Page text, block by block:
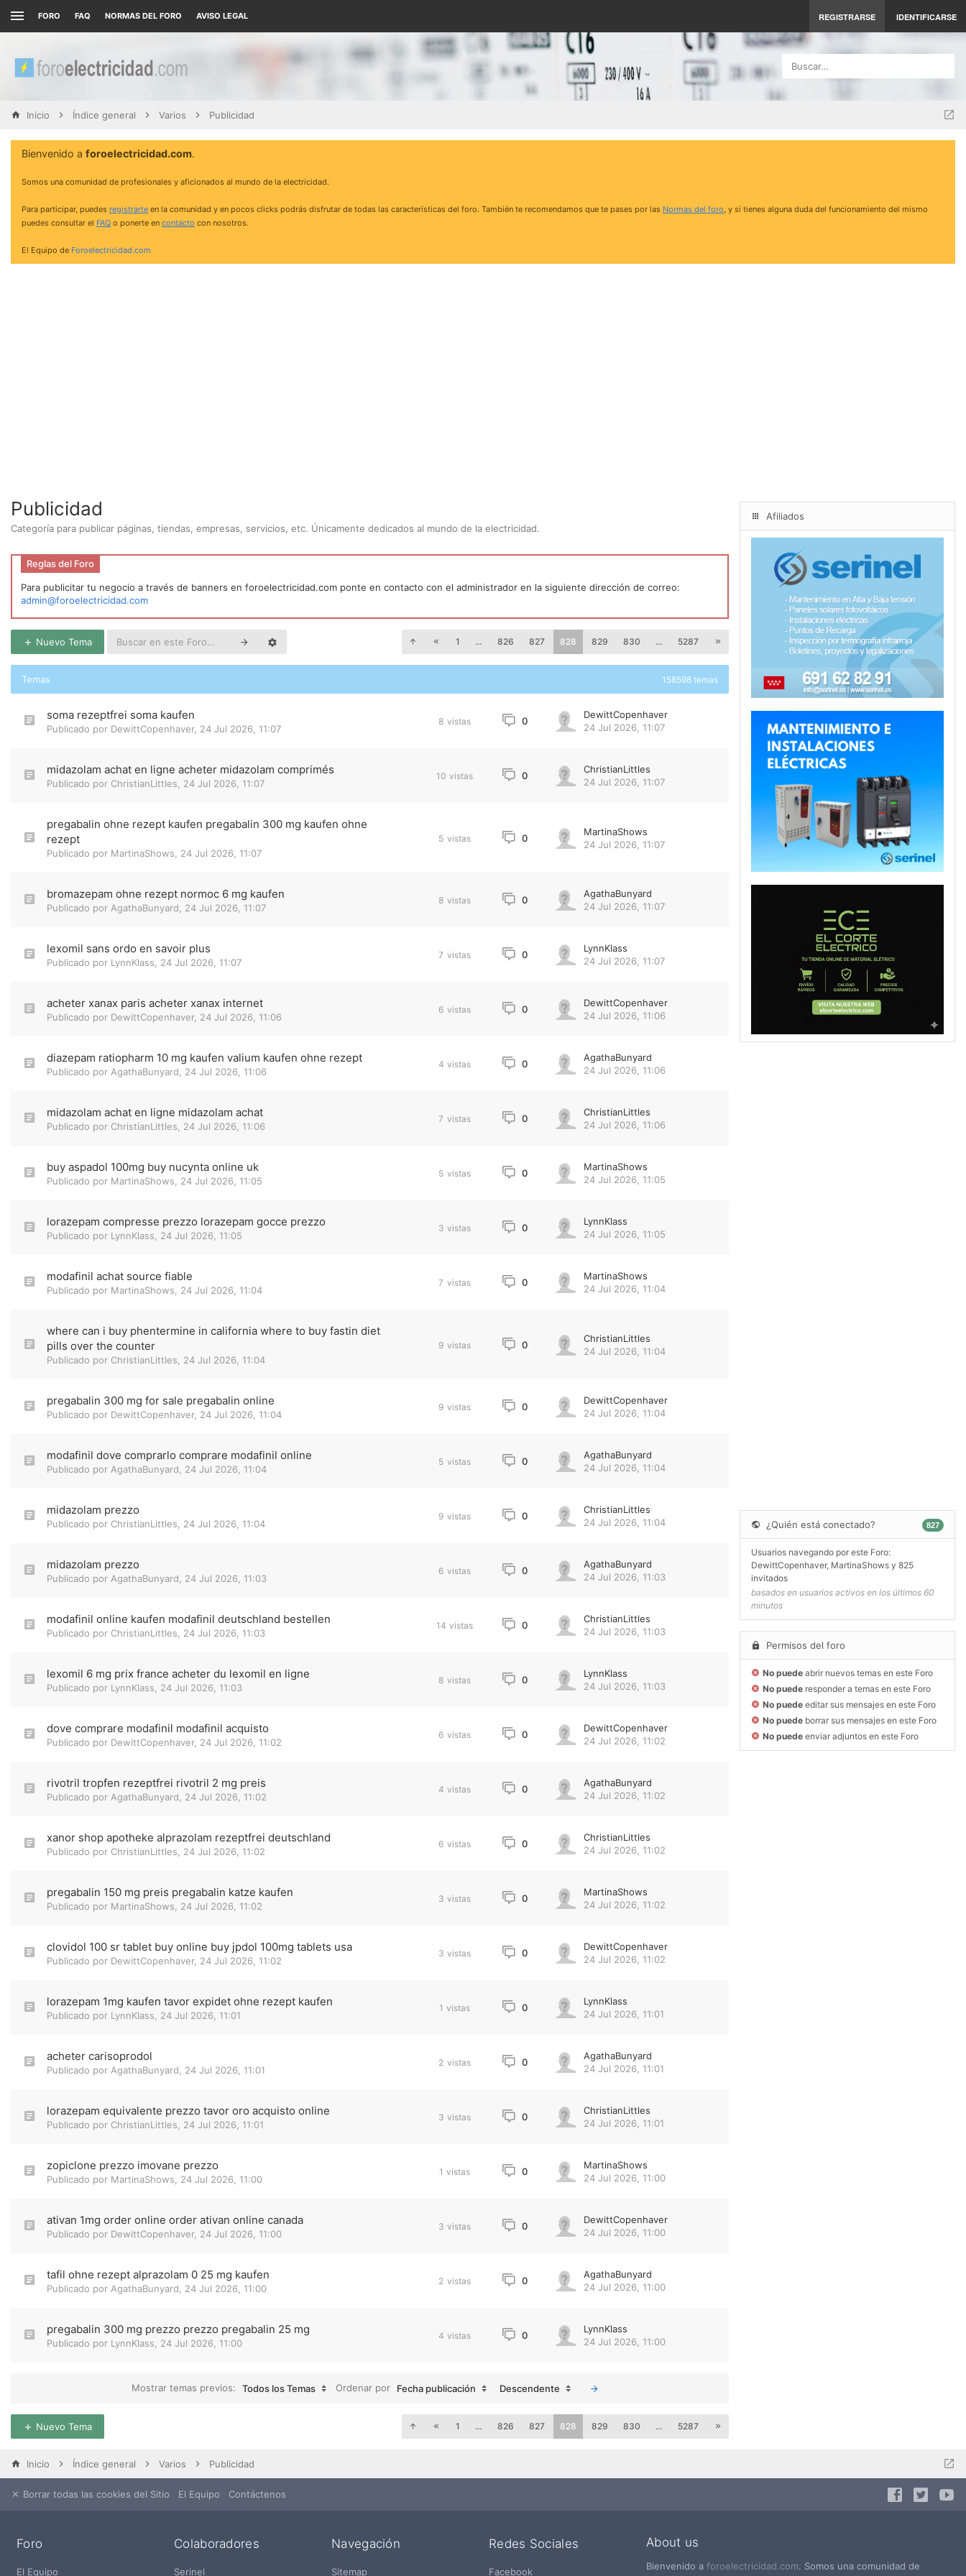
FORO FAQ NORMAS DEL FORO AVISO LEGAL REGISTRARSE IDENTIFICARSE
Buscar…
Inicio Índice general Varios Publicidad
Bienvenido a foroelectricidad.com.
Somos una comunidad de profesionales y aficionados al mundo de la electricidad.
Para participar, puedes registrarte en la comunidad y en pocos clicks podrás disfrutar de todas las características del foro. También te recomendamos que te pases por las Normas del foro, y si tienes alguna duda del funcionamiento del mismo
puedes consultar el FAQ o ponerte en contacto con nosotros.
El Equipo de Foroelectricidad.com
Publicidad
Categoría para publicar páginas, tiendas, empresas, servicios, etc. Únicamente dedicados al mundo de la electricidad.
Reglas del Foro
Para publicitar tu negocio a través de banners en foroelectricidad.com ponte en contacto con el administrador en la siguiente dirección de correo:
admin@foroelectricidad.com
Nuevo Tema 1 … 826 827 828 829 830 … 5287
Temas 158598 temas
soma rezeptfrei soma kaufen
Publicado por DewittCopenhaver, 24 Jul 2026, 11:07
8 vistas 0
DewittCopenhaver
24 Jul 2026, 11:07
midazolam achat en ligne acheter midazolam comprimés
Publicado por ChristianLittles 24 Jul 2026, 11:07
10 vistas 0
ChristianLittles
24 Jul 2026, 11:07
pregabalin ohne rezept kaufen pregabalin 300 mg kaufen ohne
rezept
Publicado por MartinaShows 24 Jul 2026, 11:07
5 vistas 0
MartinaShows
24 Jul 2026, 11:07
bromazepam ohne rezept normoc 6 mg kaufen
Publicado por AgathaBunyard 24 Jul 2026, 11:07
8 vistas 0
AgathaBunyard
24 Jul 2026, 11:07
lexomil sans ordo en savoir plus
Publicado por LynnKlass 24 Jul 2026, 11:07
7 vistas 0
LynnKlass
24 Jul 2026, 11:07
acheter xanax paris acheter xanax internet
Publicado por DewittCopenhaver, 24 Jul 2026, 11:06
6 vistas 0
DewittCopenhaver
24 Jul 2026, 11:06
diazepam ratiopharm 10 mg kaufen valium kaufen ohne rezept
Publicado por AgathaBunyard 24 Jul 2026, 11:06
4 vistas 0
AgathaBunyard
24 Jul 2026, 11:06
midazolam achat en ligne midazolam achat
Publicado por ChristianLittles 24 Jul 2026, 11:06
7 vistas 0
ChristianLittles
24 Jul 2026, 11:06
buy aspadol 100mg buy nucynta online uk
Publicado por MartinaShows 24 Jul 2026, 11:05
5 vistas 0
MartinaShows
24 Jul 2026, 11:05
lorazepam compresse prezzo lorazepam gocce prezzo
Publicado por LynnKlass 24 Jul 2026, 11:05
3 vistas 0
LynnKlass
24 Jul 2026, 11:05
modafinil achat source fiable
Publicado por MartinaShows 24 Jul 2026, 11:04
7 vistas 0
MartinaShows
24 Jul 2026, 11:04
where can i buy phentermine in california where to buy fastin diet
pills over the counter
Publicado por ChristianLittles 24 Jul 2026, 11:04
9 vistas 0
ChristianLittles
24 Jul 2026, 11:04
pregabalin 300 mg for sale pregabalin online
Publicado por DewittCopenhaver, 24 Jul 2026, 11:04
9 vistas 0
DewittCopenhaver
24 Jul 2026, 11:04
modafinil dove comprarlo comprare modafinil online
Publicado por AgathaBunyard 24 Jul 2026, 11:04
5 vistas 0
AgathaBunyard
24 Jul 2026, 11:04
midazolam prezzo
Publicado por ChristianLittles 24 Jul 2026, 11:04
9 vistas 0
ChristianLittles
24 Jul 2026, 11:04
midazolam prezzo
Publicado por AgathaBunyard 24 Jul 2026, 11:03
6 vistas 0
AgathaBunyard
24 Jul 2026, 11:03
modafinil online kaufen modafinil deutschland bestellen
Publicado por ChristianLittles 24 Jul 2026, 11:03
14 vistas 0
ChristianLittles
24 Jul 2026, 11:03
lexomil 6 mg prix france acheter du lexomil en ligne
Publicado por LynnKlass 24 Jul 2026, 11:03
8 vistas 0
LynnKlass
24 Jul 2026, 11:03
dove comprare modafinil modafinil acquisto
Publicado por DewittCopenhaver, 24 Jul 2026, 11:02
6 vistas 0
DewittCopenhaver
24 Jul 2026, 11:02
rivotril tropfen rezeptfrei rivotril 2 mg preis
Publicado por AgathaBunyard 24 Jul 2026, 11:02
4 vistas 0
AgathaBunyard
24 Jul 2026, 11:02
xanor shop apotheke alprazolam rezeptfrei deutschland
Publicado por ChristianLittles 24 Jul 2026, 11:02
6 vistas 0
ChristianLittles
24 Jul 2026, 11:02
pregabalin 150 mg preis pregabalin katze kaufen
Publicado por MartinaShows 24 Jul 2026, 11:02
3 vistas 0
MartinaShows
24 Jul 2026, 11:02
clovidol 100 sr tablet buy online buy jpdol 100mg tablets usa
Publicado por DewittCopenhaver, 24 Jul 2026, 11:02
3 vistas 0
DewittCopenhaver
24 Jul 2026, 11:02
lorazepam 1mg kaufen tavor expidet ohne rezept kaufen
Publicado por LynnKlass 24 Jul 2026, 11:01
1 vistas 0
LynnKlass
24 Jul 2026, 11:01
acheter carisoprodol
Publicado por AgathaBunyard 24 Jul 2026, 11:01
2 vistas 0
AgathaBunyard
24 Jul 2026, 11:01
lorazepam equivalente prezzo tavor oro acquisto online
Publicado por ChristianLittles 24 Jul 2026, 11:01
3 vistas 0
ChristianLittles
24 Jul 2026, 11:01
zopiclone prezzo imovane prezzo
Publicado por MartinaShows 24 Jul 2026, 11:00
1 vistas 0
MartinaShows
24 Jul 2026, 11:00
ativan 1mg order online order ativan online canada
Publicado por DewittCopenhaver, 24 Jul 2026, 11:00
3 vistas 0
DewittCopenhaver
24 Jul 2026, 11:00
tafil ohne rezept alprazolam 0 25 mg kaufen
Publicado por AgathaBunyard 24 Jul 2026, 11:00
2 vistas 0
AgathaBunyard
24 Jul 2026, 11:00
pregabalin 300 mg prezzo prezzo pregabalin 25 mg
Publicado por LynnKlass 24 Jul 2026, 11:00
4 vistas 0
LynnKlass
24 Jul 2026, 11:00
Mostrar temas previos: Todos los Temas Ordenar por Fecha publicación Descendente
Nuevo Tema 1 … 826 827 828 829 830 … 5287
Afiliados
¿Quién está conectado? 827
Usuarios navegando por este Foro:
DewittCopenhaver, MartinaShows y 825
invitados
basados en usuarios activos en los últimos 60
minutos
Permisos del foro
No puede abrir nuevos temas en este Foro
No puede responder a temas en este Foro
No puede editar sus mensajes en este Foro
No puede borrar sus mensajes en este Foro
No puede enviar adjuntos en este Foro
Inicio Índice general Varios Publicidad
Borrar todas las cookies del Sitio El Equipo Contáctenos
Foro
El Equipo
Colaboradores
Serinel
Navegación
Sitemap
Redes Sociales
Facebook
About us
Bienvenido a foroelectricidad.com. Somos una comunidad de